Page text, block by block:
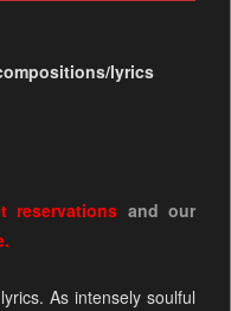
lyrics
reservations and our
As intensely soulful